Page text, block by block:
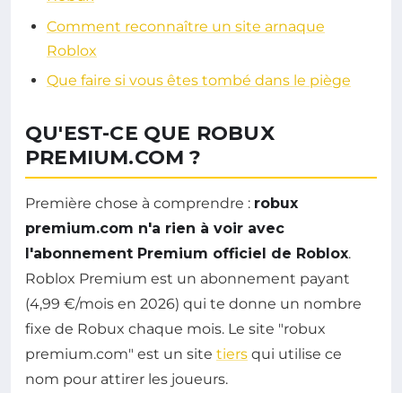
Comment reconnaître un site arnaque
Roblox
Que faire si vous êtes tombé dans le piège
QU'EST-CE QUE ROBUX
PREMIUM.COM ?
Première chose à comprendre : robux
premium.com n'a rien à voir avec
l'abonnement Premium officiel de Roblox.
Roblox Premium est un abonnement payant
(4,99 €/mois en 2026) qui te donne un nombre
fixe de Robux chaque mois. Le site "robux
premium.com" est un site tiers qui utilise ce
nom pour attirer les joueurs.